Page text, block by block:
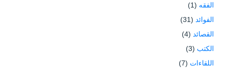
الفقه (1)
الفوائد (31)
القصائد (4)
الكتب (3)
اللقاءات (7)